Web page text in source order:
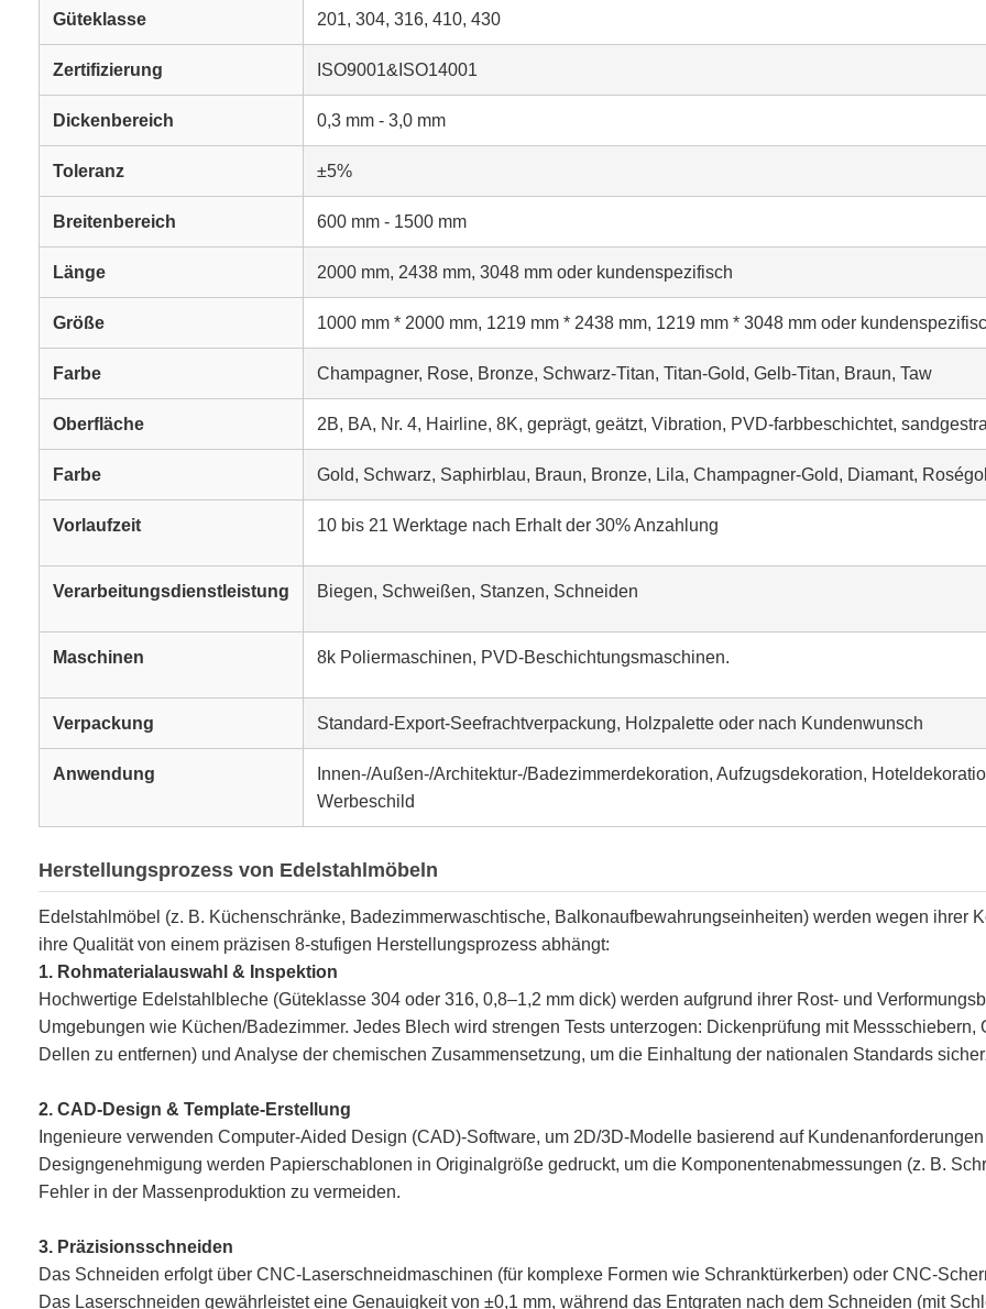
Güteklasse 201, 304, 316, 410, 430
Zertifizierung ISO9001&ISO14001
Dickenbereich 0,3 mm - 3,0 mm
Toleranz ±5%
Breitenbereich 600 mm - 1500 mm
Länge 2000 mm, 2438 mm, 3048 mm oder kundenspezifisch
Größe 1000 mm * 2000 mm, 1219 mm * 2438 mm, 1219 mm * 3048 mm oder
Farbe Champagner, Rose, Bronze, Schwarz-Titan, Titan-Gold, Gelb-Titan, Braun, Taw
Oberfläche 2B, BA, Nr. 4, Hairline, 8K, geprägt, geätzt, Vibration, PVD-farbbeschichtet,
Farbe Gold, Schwarz, Saphirblau, Braun, Bronze, Lila, Champagner-Gold, Diamant,
Vorlaufzeit 10 bis 21 Werktage nach Erhalt der 30% Anzahlung
Verarbeitungsdienstleistung Biegen, Schweißen, Stanzen, Schneiden
Maschinen 8k Poliermaschinen, PVD-Beschichtungsmaschinen.
Verpackung Standard-Export-Seefrachtverpackung, Holzpalette oder nach Kundenwunsch
Anwendung
Innen-/Außen-/Architektur-/Badezimmerdekoration, Aufzugsdekoration,
Werbeschild
Herstellungsprozess von Edelstahlmöbeln
Edelstahlmöbel (z. B. Küchenschränke, Badezimmerwaschtische, Balkonaufbewahrungseinheiten) werden wegen ihrer
ihre Qualität von einem präzisen 8-stufigen Herstellungsprozess abhängt:
1. Rohmaterialauswahl & Inspektion
Hochwertige Edelstahlbleche (Güteklasse 304 oder 316, 0,8–1,2 mm dick) werden aufgrund ihrer Rost- und
Umgebungen wie Küchen/Badezimmer. Jedes Blech wird strengen Tests unterzogen: Dickenprüfung mit
Dellen zu entfernen) und Analyse der chemischen Zusammensetzung, um die Einhaltung der nationalen Standards
2. CAD-Design & Template-Erstellung
Ingenieure verwenden Computer-Aided Design (CAD)-Software, um 2D/3D-Modelle basierend auf
Designgenehmigung werden Papierschablonen in Originalgröße gedruckt, um die Komponentenabmessungen (z. B.
Fehler in der Massenproduktion zu vermeiden.
3. Präzisionsschneiden
Das Schneiden erfolgt über CNC-Laserschneidmaschinen (für komplexe Formen wie Schranktürkerben) oder CNC-
Das Laserschneiden gewährleistet eine Genauigkeit von ±0,1 mm, während das Entgraten nach dem Schneiden (mit